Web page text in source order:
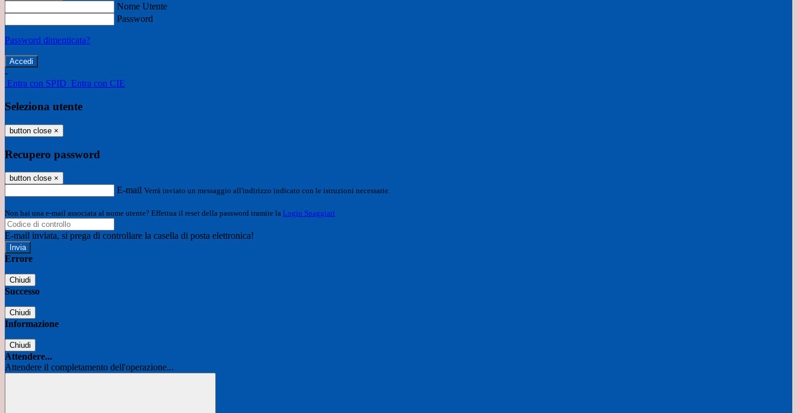
Nome Utente
Password
Password dimenticata?
-
Entra con SPID Entra con CIE
Seleziona utente
button close ×
Recupero password
button close ×
E-mail Verrà inviato un messaggio all'indirizzo indicato con le istruzioni necessarie.
Non hai una e-mail associata al nome utente? Effettua il reset della password tramite la Login Spaggiari
E-mail inviata, si prega di controllare la casella di posta elettronica!
Errore
Chiudi
Successo
Chiudi
Informazione
Chiudi
Attendere...
Attendere il completamento dell'operazione...